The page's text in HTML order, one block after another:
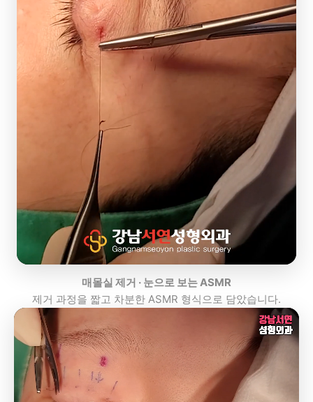
매몰실 제거 · 눈으로 보는 ASMR
제거 과정을 짧고 차분한 ASMR 형식으로 담았습니다.